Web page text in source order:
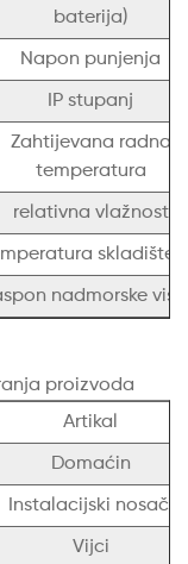
baterija)
Napon punjenja
IP stupanj
Zahtijevana radna
temperatura
relativna vlažnost
nadmorske
proizvoda
Artikal
Domaćin
Instalacijski nosači
Vijci